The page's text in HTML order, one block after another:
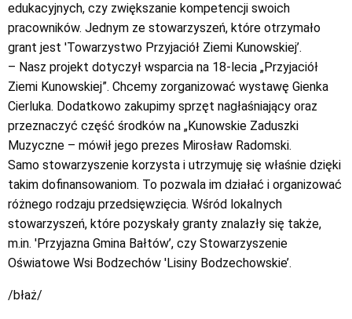
edukacyjnych, czy zwiększanie kompetencji swoich
pracowników. Jednym ze stowarzyszeń, które otrzymało
grant jest 'Towarzystwo Przyjaciół Ziemi Kunowskiej’.
– Nasz projekt dotyczył wsparcia na 18-lecia „Przyjaciół
Ziemi Kunowskiej”. Chcemy zorganizować wystawę Gienka
Cierluka. Dodatkowo zakupimy sprzęt nagłaśniający oraz
przeznaczyć część środków na „Kunowskie Zaduszki
Muzyczne – mówił jego prezes Mirosław Radomski.
Samo stowarzyszenie korzysta i utrzymuję się właśnie dzięki
takim dofinansowaniom. To pozwala im działać i organizować
różnego rodzaju przedsięwzięcia. Wśród lokalnych
stowarzyszeń, które pozyskały granty znalazły się także,
m.in. 'Przyjazna Gmina Bałtów’, czy Stowarzyszenie
Oświatowe Wsi Bodzechów 'Lisiny Bodzechowskie’.
/błaż/